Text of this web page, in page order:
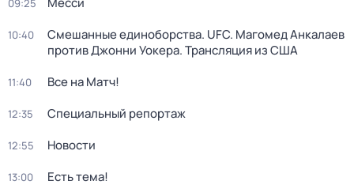
09:25
10:40
Смешанные единоборства. UFC. Магомед Анкалаев
против Джонни Уокера. Трансляция из США
11:40 Все на Матч!
12:35 Специальный репортаж
12:55 Новости
13:00 Есть тема!